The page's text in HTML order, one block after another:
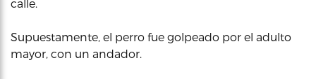
calle.
Supuestamente, el perro fue golpeado por el adulto
mayor, con un andador.